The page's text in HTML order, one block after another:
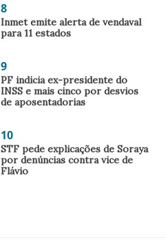
8
Inmet emite alerta de vendaval
para 11 estados
9
PF indicia ex-presidente do
INSS e mais cinco por desvios
de aposentadorias
10
STF pede explicações de Soraya
por denúncias contra vice de
Flávio